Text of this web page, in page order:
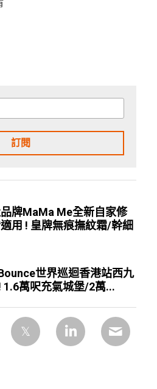
訂閱
牌MaMa Me全新自家修
用 ! 皇牌無痕撫紋霜/幹細
世界巡迴香港站西九
1.6萬呎充氣城堡/2萬...